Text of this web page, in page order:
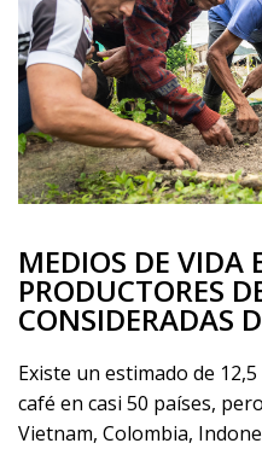
MEDIOS DE VIDA
PRODUCTORES
CONSIDERADAS
Existe un estimado de
café en casi 50 países,
Vietnam, Colombia,